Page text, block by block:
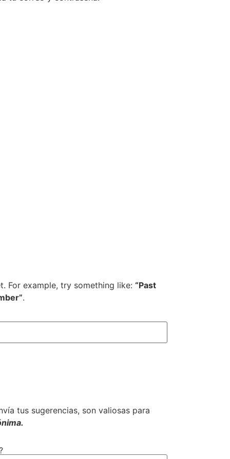
For example, try something like: “Past
.
tus sugerencias, son valiosas para